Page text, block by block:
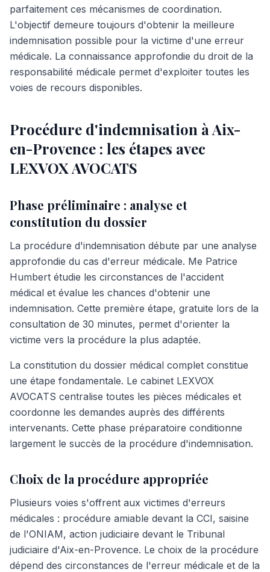
parfaitement ces mécanismes de coordination.
L'objectif demeure toujours d'obtenir la meilleure
indemnisation possible pour la victime d'une erreur
médicale. La connaissance approfondie du droit de la
responsabilité médicale permet d'exploiter toutes les
voies de recours disponibles.
Procédure d'indemnisation à Aix-
en-Provence : les étapes avec
LEXVOX AVOCATS
Phase préliminaire : analyse et
constitution du dossier
La procédure d'indemnisation débute par une analyse
approfondie du cas d'erreur médicale. Me Patrice
Humbert étudie les circonstances de l'accident
médical et évalue les chances d'obtenir une
indemnisation. Cette première étape, gratuite lors de la
consultation de 30 minutes, permet d'orienter la
victime vers la procédure la plus adaptée.
La constitution du dossier médical complet constitue
une étape fondamentale. Le cabinet LEXVOX
AVOCATS centralise toutes les pièces médicales et
coordonne les demandes auprès des différents
intervenants. Cette phase préparatoire conditionne
largement le succès de la procédure d'indemnisation.
Choix de la procédure appropriée
Plusieurs voies s'offrent aux victimes d'erreurs
médicales : procédure amiable devant la CCI, saisine
de l'ONIAM, action judiciaire devant le Tribunal
judiciaire d'Aix-en-Provence. Le choix de la procédure
dépend des circonstances de l'erreur médicale et de la